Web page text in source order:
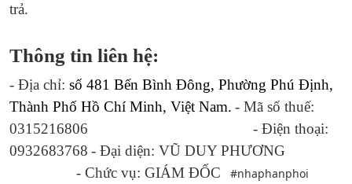
trả.
Thông tin liên hệ:
- Địa chỉ: số 481 Bến Bình Đông, Phường Phú Định,
Thành Phố Hồ Chí Minh, Việt Nam. - Mã số thuế:
0315216806 - Điện thoại:
0932683768 - Đại diện: VŨ DUY PHƯƠNG
- Chức vụ: GIÁM ĐỐC #nhaphanphoi